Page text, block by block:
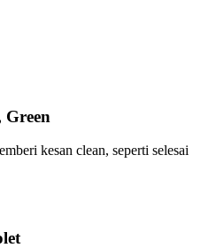
kesan clean, seperti selesai